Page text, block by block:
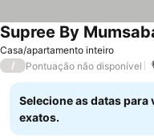
Casa/apartamento inteiro
Supree By
/ Pontuação não disponível
Selecione as datas para
exatos.